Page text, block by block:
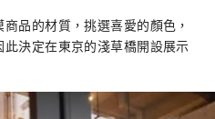
品的材質，挑選喜愛的顏色，
決定在東京的淺草橋開設展示